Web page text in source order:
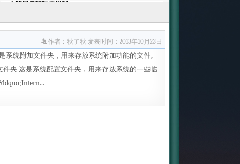
作者：秋了秋发表时间：2013年10月23日
系统附加文件夹，用来存放系统附加功能的文件。
件夹 这是系统配置文件夹，用来存放系统的一些临